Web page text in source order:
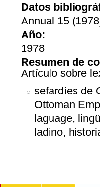
Datos
Annual 15
Año:
1978
Resumen de
Artículo sobre
sefardíes de
Ottoman
laguage,
ladino,